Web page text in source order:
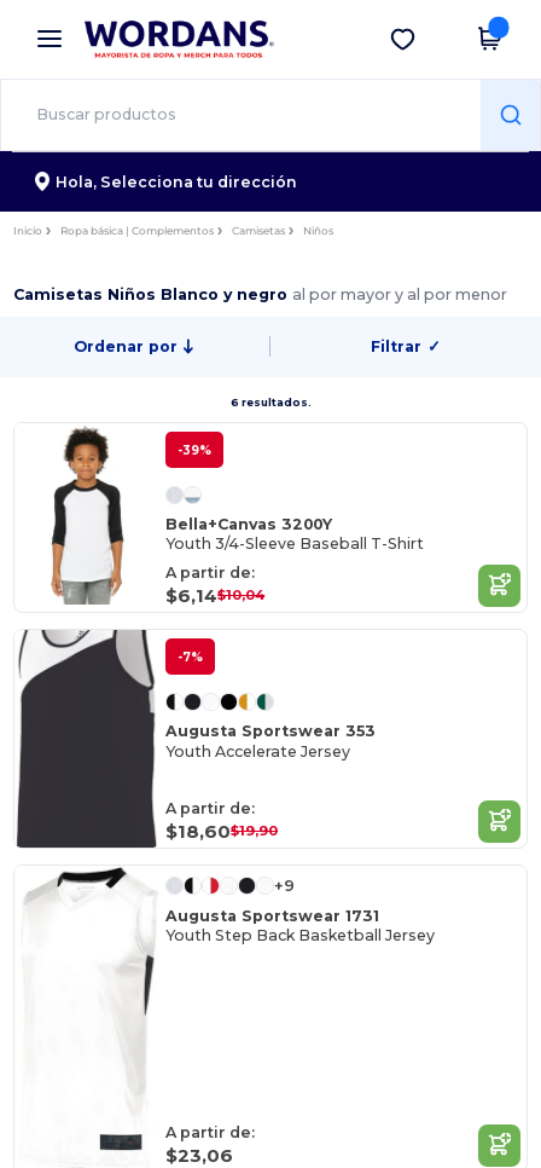
× App de Wordans
¡Mejores precios en app!
Descargar app
Hola, Selecciona tu dirección
Inicio Ropa básica | Complementos Camisetas Niños
Camisetas Niños Blanco y negro al por mayor y al por menor
Ordenar por Filtrar ✓
6 resultados.
-39%
Bella+Canvas 3200Y
Youth 3/4-Sleeve Baseball T-Shirt
A partir de:
$6,14$10,04
-7%
Augusta Sportswear 353
Youth Accelerate Jersey
A partir de:
$18,60$19,90
+9
Augusta Sportswear 1731
Youth Step Back Basketball Jersey
A partir de:
$23,06